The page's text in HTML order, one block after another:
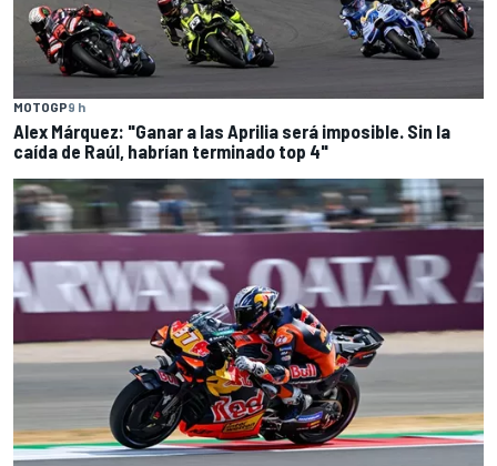
MOTOGP9 h
Alex Márquez: "Ganar a las Aprilia será imposible. Sin la
caída de Raúl, habrían terminado top 4"